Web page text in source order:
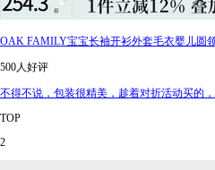
OAK FAMILY宝宝长袖开衫外套毛衣婴儿圆
500人好评
不得不说，包装很精美，趁着对折活动买的
TOP
2